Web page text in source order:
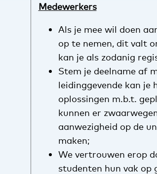
Medewerkers
Als je mee wil doen
op te nemen, dit valt
kan je als zodanig
Stem je deelname af
leidinggevende kan je
oplossingen m.b.t.
kunnen er
aanwezigheid op de
maken;
We vertrouwen erop
studenten hun vak op